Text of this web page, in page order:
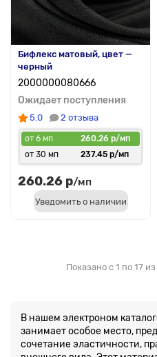
Бифлекс матовый, цвет —
черный
2000000080666
Ожидает поступления
5.0 2 отзыва
от 6 мп
260.26 р/мп
от 30 мп
237.45 р/мп
260.26 р/мп
Уведомить о наличии
Показано с 1 по 17
В нашем электроном
занимает особое место,
сочетание эластичности,